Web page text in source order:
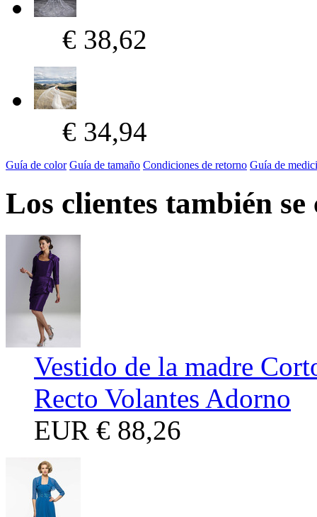
€ 38,62
€ 34,94
Guía de color Guía de tamaño Condiciones de retorno Guía de
Los clientes también se
Vestido de la madre
Recto Volantes Adorno
EUR € 88,26